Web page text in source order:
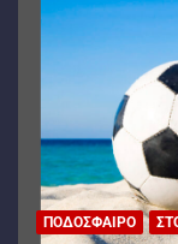
ΠΟΔΌΣΦΑΙΡΟ